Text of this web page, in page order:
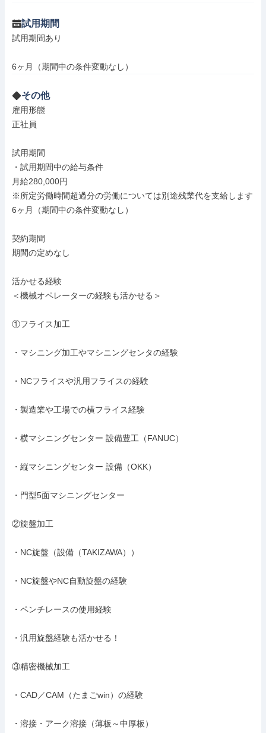
試用期間
試用期間あり
6ヶ月（期間中の条件変動なし）
その他
雇用形態
正社員
試用期間
・試用期間中の給与条件
月給280,000円
※所定労働時間超過分の労働については別途残業代を支給します
6ヶ月（期間中の条件変動なし）
契約期間
期間の定めなし
活かせる経験
＜機械オペレーターの経験も活かせる＞
①フライス加工
・マシニング加工やマシニングセンタの経験
・NCフライスや汎用フライスの経験
・製造業や工場での横フライス経験
・横マシニングセンター 設備豊工（FANUC）
・縦マシニングセンター 設備（OKK）
・門型5面マシニングセンター
②旋盤加工
・NC旋盤（設備（TAKIZAWA））
・NC旋盤やNC自動旋盤の経験
・ペンチレースの使用経験
・汎用旋盤経験も活かせる！
③精密機械加工
・CAD／CAM（たまごwin）の経験
・溶接・アーク溶接（薄板～中厚板）